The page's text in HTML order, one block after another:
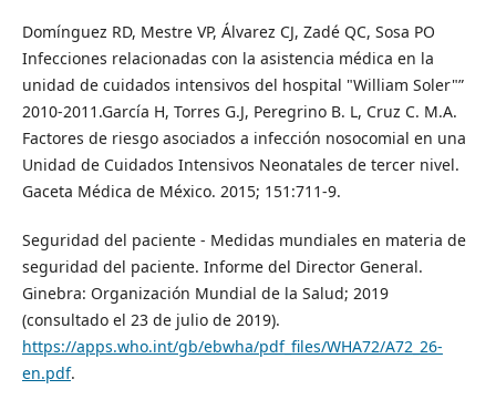
Domínguez RD, Mestre VP, Álvarez CJ, Zadé QC, Sosa PO
Infecciones relacionadas con la asistencia médica en la
unidad de cuidados intensivos del hospital "William Soler"”
2010-2011.García H, Torres G.J, Peregrino B. L, Cruz C. M.A.
Factores de riesgo asociados a infección nosocomial en una
Unidad de Cuidados Intensivos Neonatales de tercer nivel.
Gaceta Médica de México. 2015; 151:711-9.
Seguridad del paciente - Medidas mundiales en materia de
seguridad del paciente. Informe del Director General.
Ginebra: Organización Mundial de la Salud; 2019
(consultado el 23 de julio de 2019).
https://apps.who.int/gb/ebwha/pdf_files/WHA72/A72_26-
en.pdf.